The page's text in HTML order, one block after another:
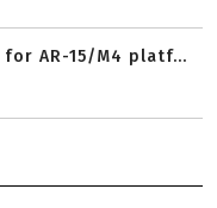
AR-15/M4 platf...